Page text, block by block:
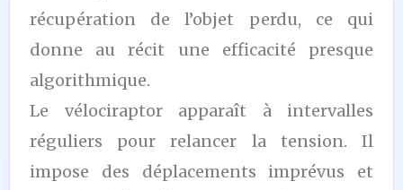
récupération de l’objet perdu, ce qui
donne au récit une efficacité presque
algorithmique.
Le vélociraptor apparaît à intervalles
réguliers pour relancer la tension. Il
impose des déplacements imprévus et